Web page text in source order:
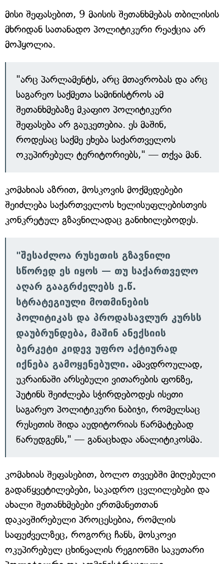
მისი შეფასებით, 9 მაისის შეთანხმებას თბილისის
მხრიდან სათანადო პოლიტიკური რეაქცია არ
მოჰყოლია.
"არც პარლამენტს, არც მთავრობას და არც
საგარეო საქმეთა სამინისტროს ამ
შეთანხმებაზე მკაფიო პოლიტიკური
შეფასება არ გაუკეთებია. ეს მაშინ,
როდესაც საქმე ეხება საქართველოს
ოკუპირებულ ტერიტორიებს," — თქვა მან.
კომახიას აზრით, მოსკოვის მოქმედებები
შეიძლება საქართველოს ხელისუფლებისთვის
კონკრეტულ გზავნილადაც განიხილებოდეს.
"შესაძლოა რუსეთის გზავნილი
სწორედ ეს იყოს — თუ საქართველო
აღარ გააგრძელებს ე.წ.
სტრატეგიული მოთმინების
პოლიტიკას და პროდასავლურ კურსს
დაუბრუნდება, მაშინ ანექსიის
ბერკეტი კიდევ უფრო აქტიურად
იქნება გამოყენებული. ამავდროულად,
უკრაინაში არსებული ვითარების ფონზე,
პუტინს შეიძლება სჭირდებოდეს ისეთი
საგარეო პოლიტიკური ნაბიჯი, რომელსაც
რუსეთის შიდა აუდიტორიას წარმატებად
წარუდგენს," — განაცხადა ანალიტიკოსმა.
კომახიას შეფასებით, ბოლო თვეებში მიღებული
გადაწყვეტილებები, საკადრო ცვლილებები და
ახალი შეთანხმებები ერთმანეთთან
დაკავშირებული პროცესებია, რომლის
საფუძველზეც, როგორც ჩანს, მოსკოვი
ოკუპირებულ ცხინვალის რეგიონში საკუთარი